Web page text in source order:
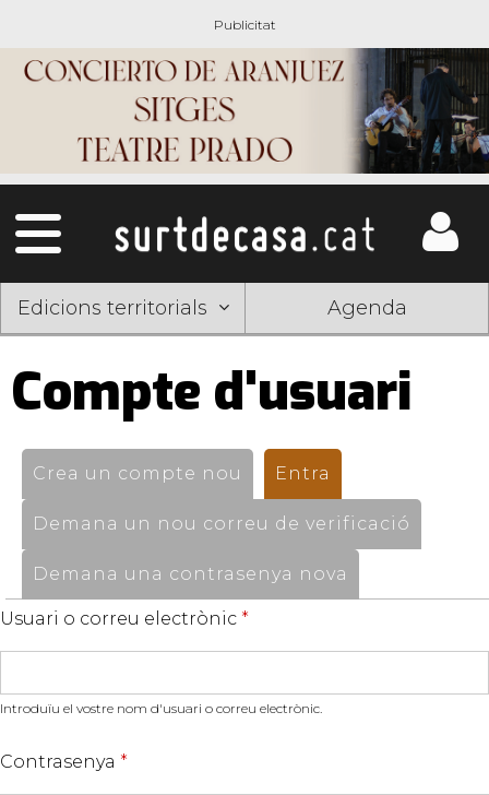
Edicions territorials Agenda
Compte d'usuari
Pestanyes
primàries
Crea un compte nou Entra
Demana un nou correu de verificació
Demana una contrasenya nova
Usuari o correu electrònic *
Introduïu el vostre nom d'usuari o correu electrònic.
Contrasenya *